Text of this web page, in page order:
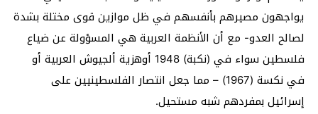
يواجهون مصيرهم بأنفسهم في ظل موازين قوى مختلة بشدة
لصالح العدو- مع أن الأنظمة العربية هي المسؤولة عن ضياع
فلسطين سواء في (نكبة) 1948 أوهزية ألجيوش العربية أو
في نكسة (1967) – مما جعل انتصار الفلسطينيين على
إسرائيل بمفردهم شبه مستحيل.